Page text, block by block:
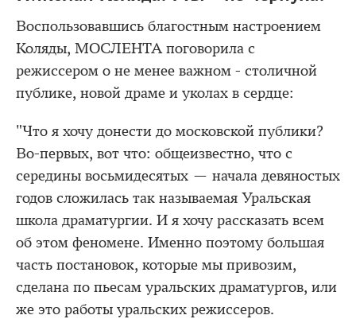
Воспользовавшись благостным настроением
Коляды, МОСЛЕНТА поговорила с
режиссером о не менее важном - столичной
публике, новой драме и уколах в сердце:
"Что я хочу донести до московской публики?
Во-первых, вот что: общеизвестно, что с
середины восьмидесятых — начала девяностых
годов сложилась так называемая Уральская
школа драматургии. И я хочу рассказать всем
об этом феномене. Именно поэтому большая
часть постановок, которые мы привозим,
сделана по пьесам уральских драматургов, или
же это работы уральских режиссеров.